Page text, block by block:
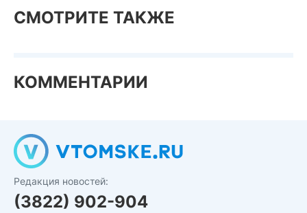
СМОТРИТЕ ТАКЖЕ
КОММЕНТАРИИ
Редакция новостей:
(3822) 902-904